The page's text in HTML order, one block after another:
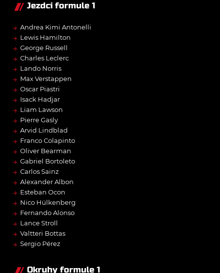
Jezdci formule 1
→ Andrea Kimi Antonelli
→ Lewis Hamilton
→ George Russell
→ Charles Leclerc
→ Lando Norris
→ Max Verstappen
→ Oscar Piastri
→ Isack Hadjar
→ Liam Lawson
→ Pierre Gasly
→ Arvid Lindblad
→ Franco Colapinto
→ Oliver Bearman
→ Gabriel Bortoleto
→ Carlos Sainz
→ Alexander Albon
→ Esteban Ocon
→ Nico Hülkenberg
→ Fernando Alonso
→ Lance Stroll
→ Valtteri Bottas
→ Sergio Pérez
Okruhy formule 1